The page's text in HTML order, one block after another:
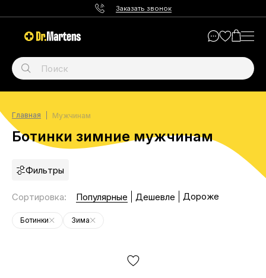
Заказать звонок
Главная Мужчинам
Ботинки зимние мужчинам
Фильтры
Сортировка: Популярные Дешевле Дороже
Ботинки Зима